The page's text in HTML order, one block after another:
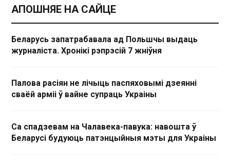
АПОШНЯЕ НА САЙЦЕ
Беларусь запатрабавала ад Польшчы выдаць
журналіста. Хронікі рэпрэсій 7 жніўня
Палова расіян не лічыць паспяховымі дзеянні
сваёй арміі ў вайне супраць Украіны
Са спадзевам на Чалавека-павука: навошта ў
Беларусі будуюць патэнцыйныя мэты для Украіны